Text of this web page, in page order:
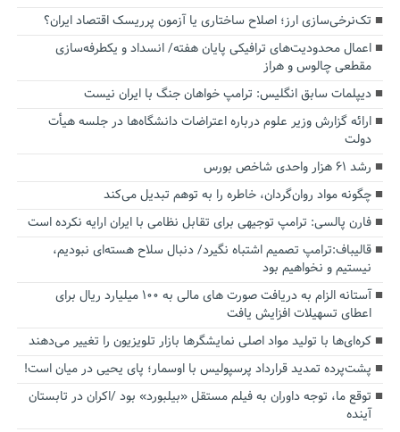
تک‌نرخی‌سازی ارز؛ اصلاح ساختاری یا آزمون پرریسک اقتصاد ایران؟
اعمال محدودیت‌های ترافیکی پایان هفته/ انسداد و یکطرفه‌سازی
مقطعی چالوس و هراز
دیپلمات سابق انگلیس:‌ ترامپ خواهان جنگ با ایران نیست
ارائه گزارش وزیر علوم درباره اعتراضات دانشگاه‌ها در جلسه هیأت
دولت
رشد ۶۱ هزار واحدی شاخص بورس
چگونه مواد روان‌گردان، خاطره را به توهم تبدیل می‌کند
فارن پالسی: ترامپ توجیهی برای تقابل نظامی با ایران ارایه نکرده است
قالیباف:ترامپ تصمیم اشتباه نگیرد/ دنبال سلاح هسته‌ای نبودیم،
نیستیم و نخواهیم بود
آستانه الزام به دریافت صورت های مالی به ۱۰۰ میلیارد ریال برای
اعطای تسهیلات افزایش یافت
کره‌ای‌ها با تولید مواد اصلی نمایشگرها بازار تلویزیون را تغییر می‌دهند
پشت‌پرده تمدید قرارداد پرسپولیس با اوسمار؛ پای یحیی در میان است!
توقع ما، توجه داوران به فیلم مستقل «بیلبورد» بود /اکران در تابستان
آینده